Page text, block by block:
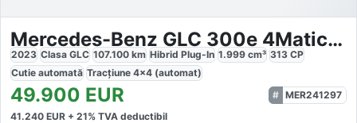
Mercedes-Benz GLC 300e 4Matic AMG Line
2023 Clasa GLC 107.100 km Hibrid Plug-In 1.999 cm³ 313 CP
Cutie automată Tracțiune 4x4 (automat)
49.900 EUR
MER241297
41.240 EUR + 21% TVA deductibil